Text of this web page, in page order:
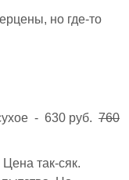
но где-то
- 630 руб. 760
так-сяк.